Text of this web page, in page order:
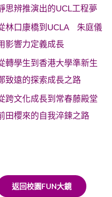
思辨推演出的UCL工程夢
林口康橋到UCLA 朱庭儀
影響力定義成長
轉學生到香港大學準新生
致遠的探索成長之路
跨文化成長到常春藤殿堂
田櫻來的自我淬鍊之路
返回校園FUN大鏡